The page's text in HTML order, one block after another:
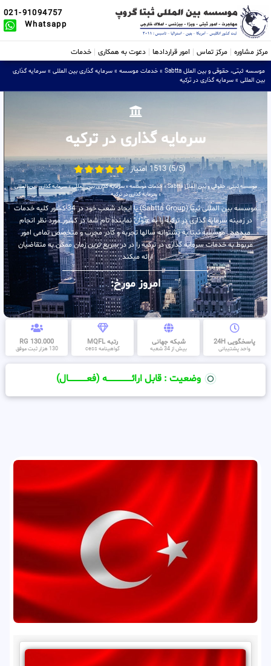
021-91094757
Whatsapp
مرکز مشاوره مرکز تماس امور قراردادها دعوت به همکاری خدمات
موسسه ثبتی، حقوقی و بین الملل Sabtta » خدمات موسسه » سرمایه گذاری بین المللی » سرمایه گذاری
بین المللی » سرمایه گذاری در ترکیه
سرمایه گذاری در ترکیه
(5/5) 1513 امتیاز
موسسه ثبتی، حقوقی و بین الملل Sabtta »خدمات موسسه»سرمایه گذاری بین المللی»سرمایه گذاری بین المللی
»سرمایه گذاری در ترکیه
موسسه بین المللی ثبتا (Sabtta Group) با ایجاد شعب خود در 34 کشور کلیه خدمات
در زمینه سرمایه گذاری در ترکیه را به عنوان نماینده تام شما در کشور مورد نظر انجام
میدهد . موسسه ثبتا به پشتوانه سالها تجربه و کادر مجرب و متخصص تمامی امور
مربوط به خدمات سرمایه گذاری در ترکیه را در در سریع ترین زمان ممکن به متقاضیان
ارائه میکند .
امروز مورخ:
پاسخگویی 24H
واحد پشتیبانی
شبکه جهانی
بیش از 34 شعبه
رتبه MQFL
گواهینامه cess
130.000 RG
130 هزار ثبت موفق
وضعیت : قابل ارائــــــــــــــــــــه (فعـــــــــــــــال)